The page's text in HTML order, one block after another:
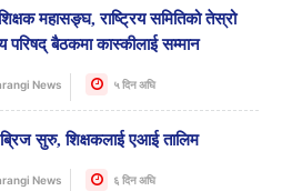
महासङ्घ, राष्ट्रिय समितिको तेस्रो
परिषद् बैठकमा कास्कीलाई सम्मान
News ५ दिन अघि
सुरु, शिक्षकलाई एआई तालिम
News ६ दिन अघि